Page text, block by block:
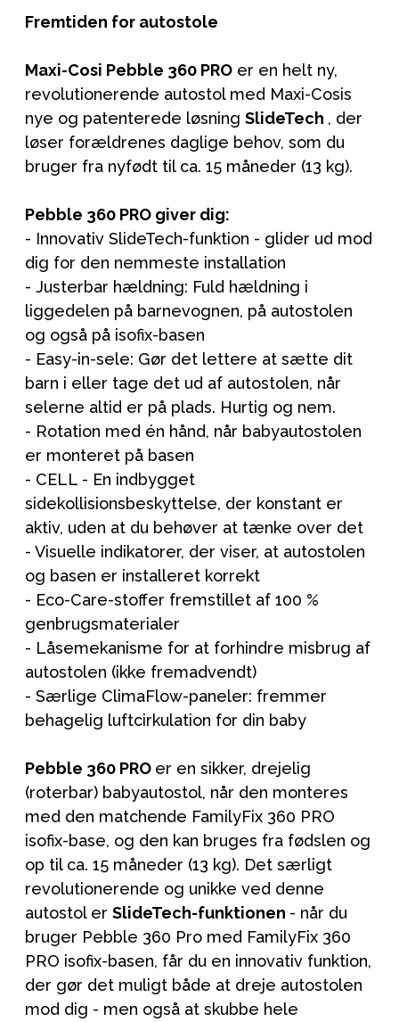
Fremtiden for autostole
Maxi-Cosi Pebble 360 PRO er en helt ny,
revolutionerende autostol med Maxi-Cosis
nye og patenterede løsning SlideTech , der
løser forældrenes daglige behov, som du
bruger fra nyfødt til ca. 15 måneder (13 kg).
Pebble 360 PRO giver dig:
- Innovativ SlideTech-funktion - glider ud mod
dig for den nemmeste installation
- Justerbar hældning: Fuld hældning i
liggedelen på barnevognen, på autostolen
og også på isofix-basen
- Easy-in-sele: Gør det lettere at sætte dit
barn i eller tage det ud af autostolen, når
selerne altid er på plads. Hurtig og nem.
- Rotation med én hånd, når babyautostolen
er monteret på basen
- CELL - En indbygget
sidekollisionsbeskyttelse, der konstant er
aktiv, uden at du behøver at tænke over det
- Visuelle indikatorer, der viser, at autostolen
og basen er installeret korrekt
- Eco-Care-stoffer fremstillet af 100 %
genbrugsmaterialer
- Låsemekanisme for at forhindre misbrug af
autostolen (ikke fremadvendt)
- Særlige ClimaFlow-paneler: fremmer
behagelig luftcirkulation for din baby
Pebble 360 PRO er en sikker, drejelig
(roterbar) babyautostol, når den monteres
med den matchende FamilyFix 360 PRO
isofix-base, og den kan bruges fra fødslen og
op til ca. 15 måneder (13 kg). Det særligt
revolutionerende og unikke ved denne
autostol er SlideTech-funktionen - når du
bruger Pebble 360 Pro med FamilyFix 360
PRO isofix-basen, får du en innovativ funktion,
der gør det muligt både at dreje autostolen
mod dig - men også at skubbe hele